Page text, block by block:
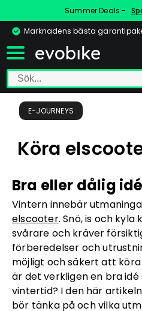
Summer Deals -
Marknadens bästa
E-JOURNEYS
Köra
Bra eller dålig
Vintern innebär
elscooter. Snö, is och
svårare och kräver
förberedelser och
möjligt och säkert att
är det verkligen en bra
vintertid? I den här
bör tänka på och vilka